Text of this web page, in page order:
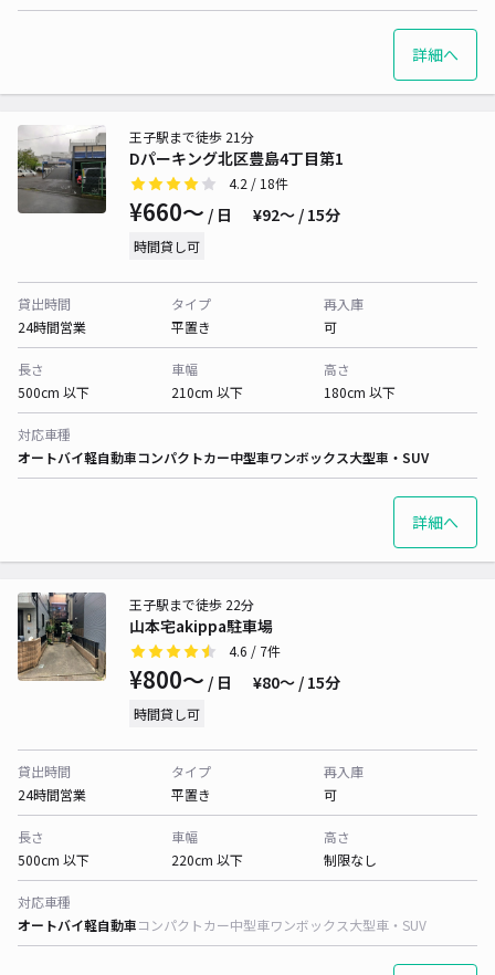
詳細へ
Dパーキング北区豊島4丁目第1
王子駅まで徒歩 21分
4.2 / 18件
¥660〜 / 日 ¥92〜 / 15分
時間貸し可
貸出時間
24時間営業
タイプ
平置き
再入庫
可
長さ
500cm 以下
車幅
210cm 以下
高さ
180cm 以下
対応車種
オートバイ軽自動車コンパクトカー中型車ワンボックス大型車・SUV
詳細へ
山本宅akippa駐車場
王子駅まで徒歩 22分
4.6 / 7件
¥800〜 / 日 ¥80〜 / 15分
時間貸し可
貸出時間
24時間営業
タイプ
平置き
再入庫
可
長さ
500cm 以下
車幅
220cm 以下
高さ
制限なし
対応車種
オートバイ軽自動車コンパクトカー中型車ワンボックス大型車・SUV